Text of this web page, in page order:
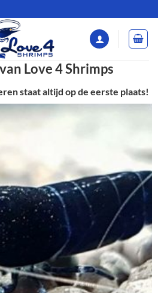
Love 4 Shrimps
staat altijd op de eerste plaats!